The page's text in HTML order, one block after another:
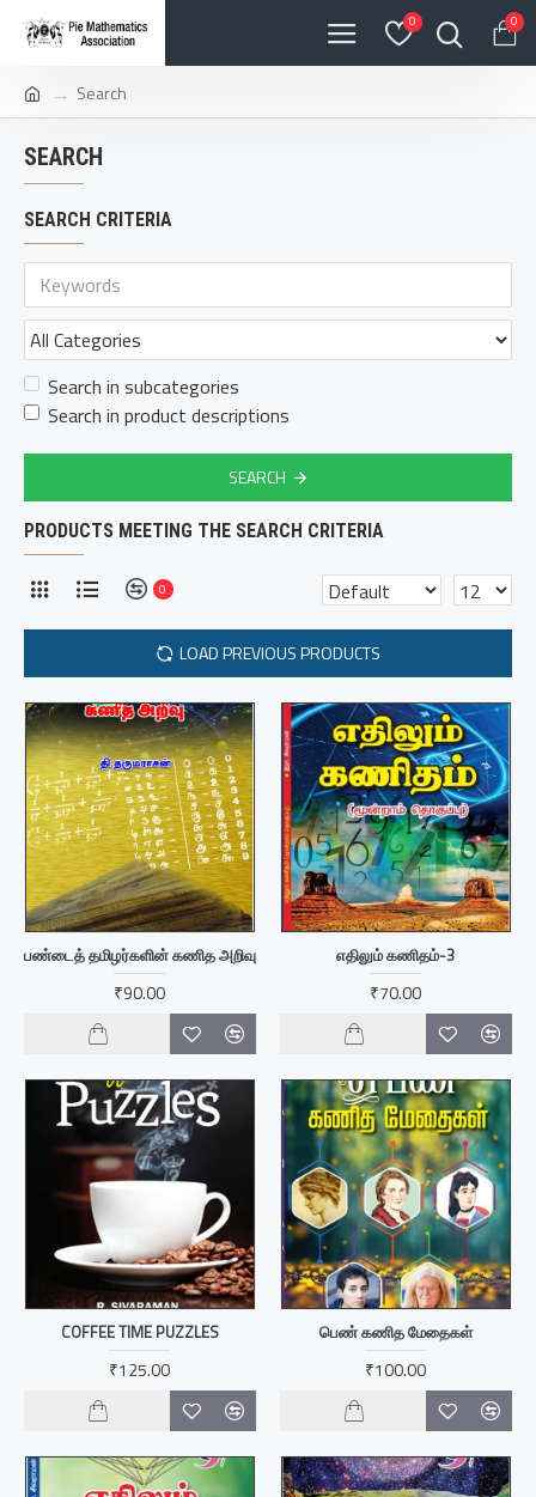
0 0
Search
SEARCH
SEARCH CRITERIA
Search in subcategories
Search in product descriptions
SEARCH
PRODUCTS MEETING THE SEARCH CRITERIA
0
LOAD PREVIOUS PRODUCTS
பண்டைத் தமிழர்களின் கணித அறிவு
₹90.00
எதிலும் கணிதம்-3
₹70.00
COFFEE TIME PUZZLES
₹125.00
பெண் கணித மேதைகள்
₹100.00